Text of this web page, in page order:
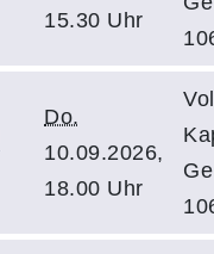
15.30 Uhr
Do.
10.09.2026,
18.00 Uhr